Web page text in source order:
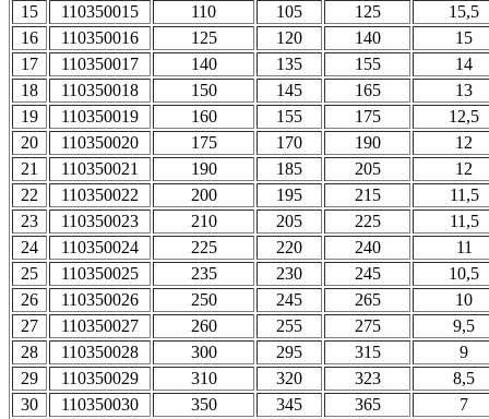
15
110350015 110 105 125
15,5
16
110350016 125 120 140
15
17
110350017 140 135 155
14
18
110350018 150 145 165
13
19
110350019 160 155 175
12,5
20
110350020 175 170 190
12
21
110350021 190 185 205
12
22
110350022 200 195 215
11,5
23
110350023 210 205 225
11,5
24
110350024 225 220 240
11
25
110350025 235 230 245
10,5
26
110350026 250 245 265
10
27
110350027 260 255 275
9,5
28
110350028 300 295 315
9
29
110350029 310 320 323
8,5
30
110350030 350 345 365
7